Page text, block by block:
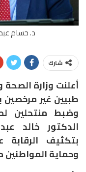
د. حسام
شارك
أعلنت وزارة
طبيين غير
وضبط منتحلين
الدكتور خالد
بتكثيف
وحماية المواطنين